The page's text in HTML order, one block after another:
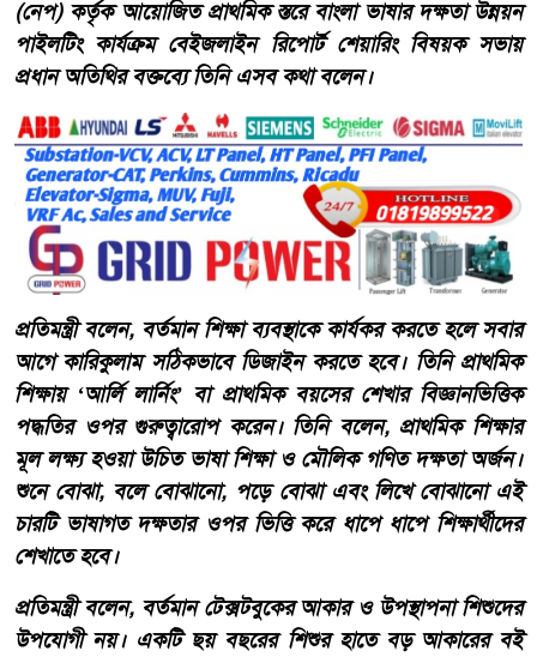
(নেপ) কর্তৃক আয়োজিত প্রাথমিক স্তরে বাংলা ভাষার দক্ষতা উন্নয়ন
পাইলটিং কার্যক্রম বেইজলাইন রিপোর্ট শেয়ারিং বিষয়ক সভায়
প্রধান অতিথির বক্তব্যে তিনি এসব কথা বলেন।
প্রতিমন্ত্রী বলেন, বর্তমান শিক্ষা ব্যবস্থাকে কার্যকর করতে হলে সবার
আগে কারিকুলাম সঠিকভাবে ডিজাইন করতে হবে। তিনি প্রাথমিক
শিক্ষায় ‘আর্লি লার্নিং’ বা প্রাথমিক বয়সের শেখার বিজ্ঞানভিত্তিক
পদ্ধতির ওপর গুরুত্বারোপ করেন। তিনি বলেন, প্রাথমিক শিক্ষার
মূল লক্ষ্য হওয়া উচিত ভাষা শিক্ষা ও মৌলিক গণিত দক্ষতা অর্জন।
শুনে বোঝা, বলে বোঝানো, পড়ে বোঝা এবং লিখে বোঝানো এই
চারটি ভাষাগত দক্ষতার ওপর ভিত্তি করে ধাপে ধাপে শিক্ষার্থীদের
শেখাতে হবে।
প্রতিমন্ত্রী বলেন, বর্তমান টেক্সটবুকের আকার ও উপস্থাপনা শিশুদের
উপযোগী নয়। একটি ছয় বছরের শিশুর হাতে বড় আকারের বই